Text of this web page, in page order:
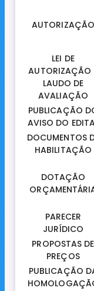
AUTORIZAÇÃO
LEI DE
AUTORIZAÇÃO
LAUDO DE
AVALIAÇÃO
PUBLICAÇÃO
AVISO DO
DOCUMENTOS
HABILITAÇÃO
DOTAÇÃO
PARECER
JURÍDICO
PROPOSTAS DE
PREÇOS
PUBLICAÇÃO